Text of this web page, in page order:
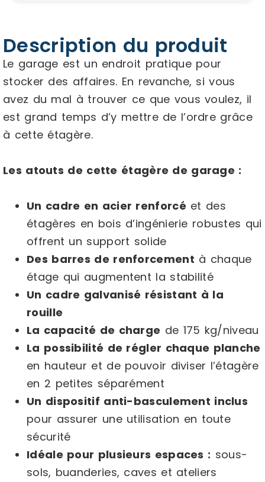
Description du produit
Le garage est un endroit pratique pour
stocker des affaires. En revanche, si vous
avez du mal à trouver ce que vous voulez, il
est grand temps d’y mettre de l’ordre grâce
à cette étagère.
Les atouts de cette étagère de garage :
Un cadre en acier renforcé et des
étagères en bois d’ingénierie robustes qui
offrent un support solide
Des barres de renforcement à chaque
étage qui augmentent la stabilité
Un cadre galvanisé résistant à la
rouille
La capacité de charge de 175 kg/niveau
La possibilité de régler chaque planche
en hauteur et de pouvoir diviser l’étagère
en 2 petites séparément
Un dispositif anti-basculement inclus
pour assurer une utilisation en toute
sécurité
Idéale pour plusieurs espaces : sous-
sols, buanderies, caves et ateliers